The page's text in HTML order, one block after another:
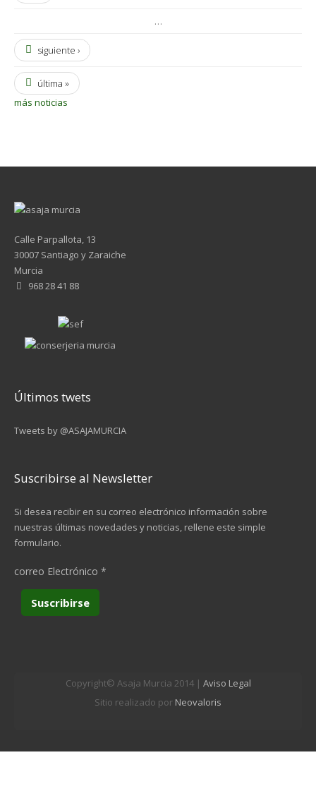
…
siguiente ›
última »
más noticias
Calle Parpallota, 13
30007 Santiago y Zaraiche
Murcia
968 28 41 88
Últimos twets
Tweets by @ASAJAMURCIA
Suscribirse al Newsletter
Si desea recibir en su correo electrónico información sobre
nuestras últimas novedades y noticias, rellene este simple
formulario.
correo Electrónico *
Copyright© Asaja Murcia 2014 | Aviso Legal
Sitio realizado por Neovaloris